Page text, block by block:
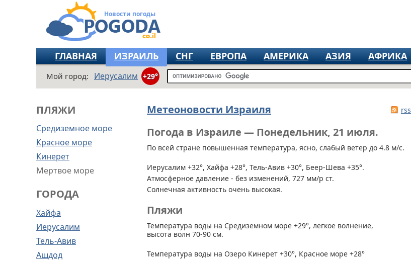
Новости погоды
ГЛАВНАЯ ИЗРАИЛЬ СНГ ЕВРОПА АМЕРИКА АЗИЯ АФРИКА
Мой город: Иерусалим +29°
ПЛЯЖИ
Средиземное море
Красное море
Кинерет
Мертвое море
ГОРОДА
Хайфа
Иерусалим
Тель-Авив
Ашдод
Метеоновости Израиля rss
Погода в Израиле — Понедельник, 21 июля.
По всей стране повышенная температура, ясно, слабый ветер до 4.8 м/с.
Иерусалим +32°, Хайфа +28°, Тель-Авив +30°, Беер-Шева +35°.
Атмосферное давление - без изменений, 727 мм/р ст.
Солнечная активность очень высокая.
Пляжи
Температура воды на Средиземном море +29°, легкое волнение,
высота волн 70-90 см.
Температура воды на Озеро Кинерет +30°, Красное море +28°